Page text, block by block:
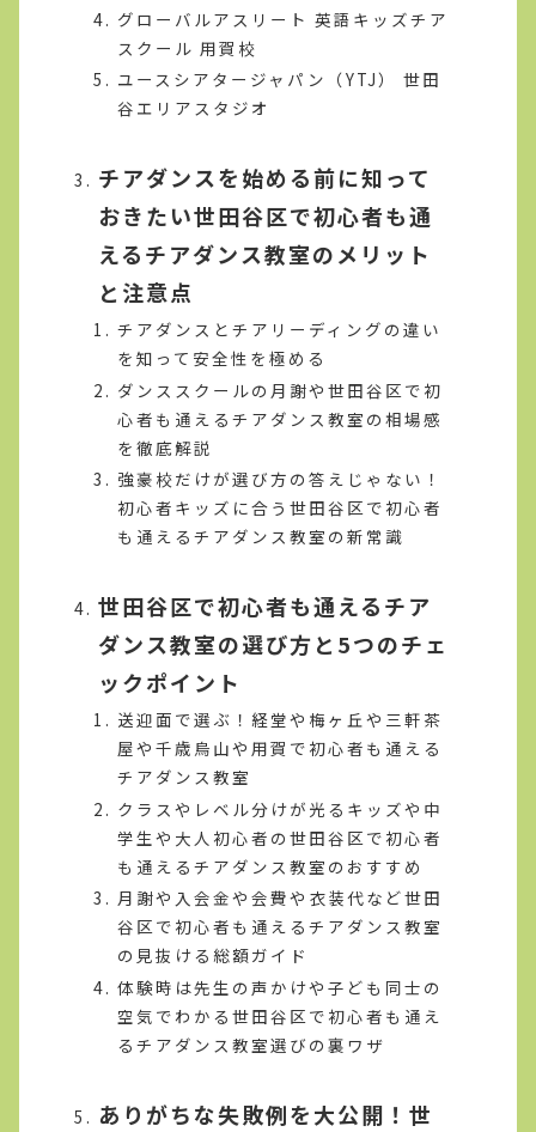
グローバルアスリート 英語キッズチア
スクール 用賀校
ユースシアタージャパン（YTJ） 世田
谷エリアスタジオ
チアダンスを始める前に知って
おきたい世田谷区で初心者も通
えるチアダンス教室のメリット
と注意点
チアダンスとチアリーディングの違い
を知って安全性を極める
ダンススクールの月謝や世田谷区で初
心者も通えるチアダンス教室の相場感
を徹底解説
強豪校だけが選び方の答えじゃない！
初心者キッズに合う世田谷区で初心者
も通えるチアダンス教室の新常識
世田谷区で初心者も通えるチア
ダンス教室の選び方と5つのチェ
ックポイント
送迎面で選ぶ！経堂や梅ヶ丘や三軒茶
屋や千歳烏山や用賀で初心者も通える
チアダンス教室
クラスやレベル分けが光るキッズや中
学生や大人初心者の世田谷区で初心者
も通えるチアダンス教室のおすすめ
月謝や入会金や会費や衣装代など世田
谷区で初心者も通えるチアダンス教室
の見抜ける総額ガイド
体験時は先生の声かけや子ども同士の
空気でわかる世田谷区で初心者も通え
るチアダンス教室選びの裏ワザ
ありがちな失敗例を大公開！世